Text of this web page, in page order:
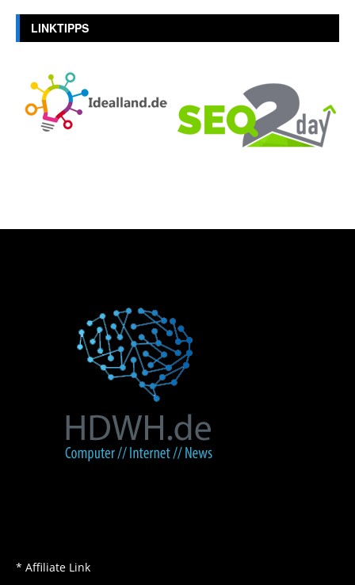
LINKTIPPS
* Affiliate Link